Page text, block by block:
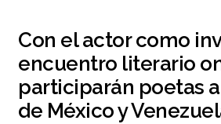
Con el actor como
encuentro literario
participarán poetas
de México y